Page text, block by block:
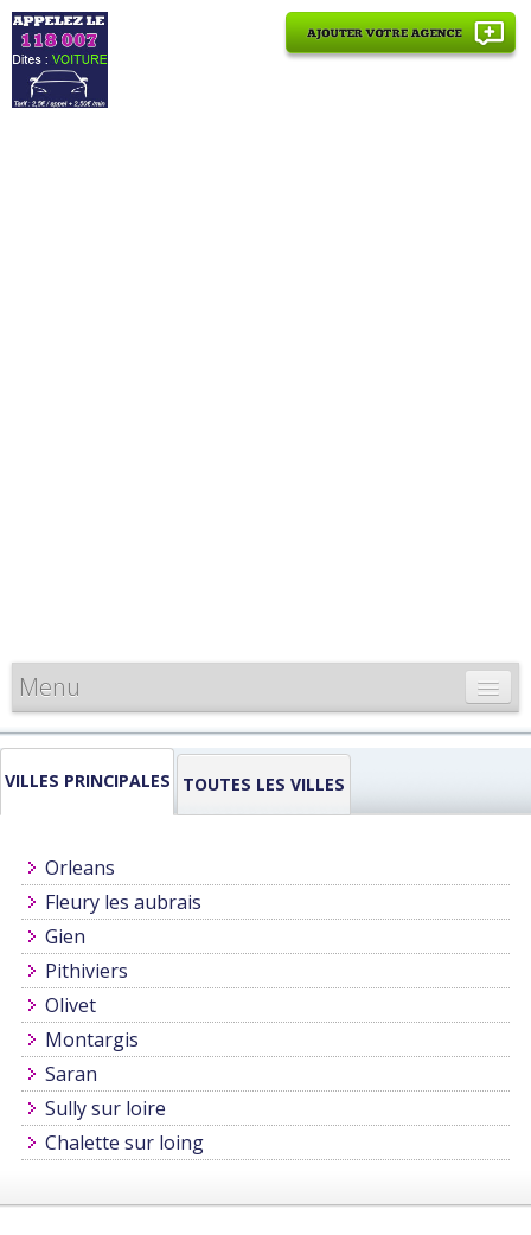
Menu
CARTE DE FRANCE
INFORMATIONS
VILLES PRINCIPALES TOUTES LES VILLES
Orleans
Fleury les aubrais
Gien
Pithiviers
Olivet
Montargis
Saran
Sully sur loire
Chalette sur loing